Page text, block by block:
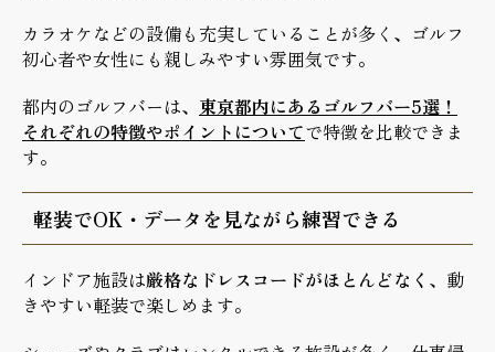
カラオケなどの設備も充実していることが多く、ゴルフ
初心者や女性にも親しみやすい雰囲気です。
都内のゴルフバーは、 東京都内にあるゴルフバー5選！
それぞれの特徴やポイントについてで特徴を比較できま
す。
軽装でOK・データを見ながら練習できる
インドア施設は厳格なドレスコードがほとんどなく 、動
きやすい軽装で楽しめます。